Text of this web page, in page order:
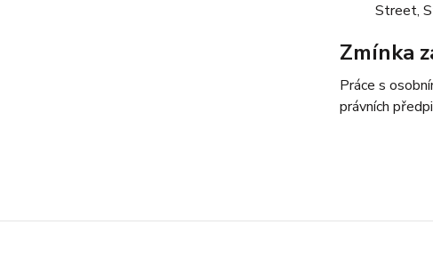
Street,
Zmínka
Práce s
právních